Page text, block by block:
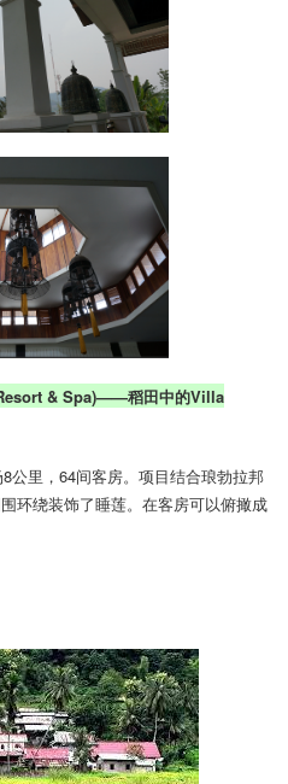
& Spa)——稻田中的Villa
公里，64间客房。项目结合琅勃拉邦
环绕装饰了睡莲。在客房可以俯撖成